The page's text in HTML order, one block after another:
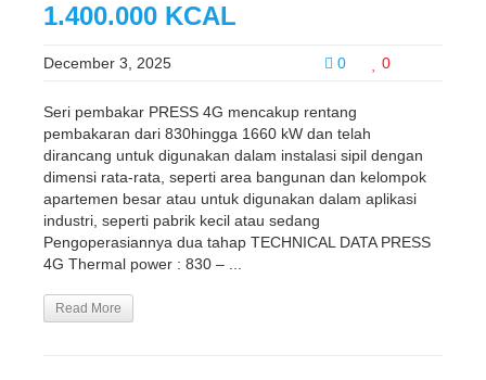
1.400.000 KCAL
0 0
December 3, 2025
Seri pembakar PRESS 4G mencakup rentang
pembakaran dari 830hingga 1660 kW dan telah
dirancang untuk digunakan dalam instalasi sipil dengan
dimensi rata-rata, seperti area bangunan dan kelompok
apartemen besar atau untuk digunakan dalam aplikasi
industri, seperti pabrik kecil atau sedang
Pengoperasiannya dua tahap TECHNICAL DATA PRESS
4G Thermal power : 830 – ...
Read More